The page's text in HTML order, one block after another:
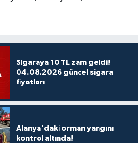
Sigaraya 10 TL zam geldi!
04.08.2026 güncel sigara
fiyatları
Alanya'daki orman yangını
kontrol altında!